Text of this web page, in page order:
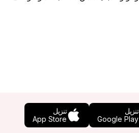
تنزيل
Google Play
تنزيل
App Store